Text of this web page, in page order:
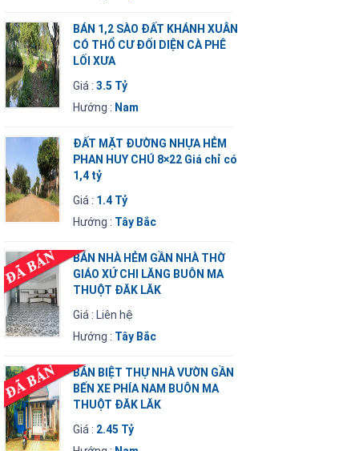
BÁN 1,2 SÀO ĐẤT KHÁNH XUÂN
CÓ THỔ CƯ ĐỐI DIỆN CÀ PHÊ
LỐI XƯA
Giá :3.5 Tỷ
Hướng : Nam
ĐẤT MẶT ĐƯỜNG NHỰA HẺM
PHAN HUY CHÚ 8×22 Giá chỉ có
1,4 tỷ
Giá : 1.4 Tỷ
Hướng : Tây Bắc
BÁN NHÀ HẺM GẦN NHÀ THỜ
GIÁO XỨ CHI LĂNG BUÔN MA
THUỘT ĐĂK LĂK
Giá : Liên hệ
Hướng : Tây Bắc
BÁN BIỆT THỰ NHÀ VƯỜN GẦN
BẾN XE PHÍA NAM BUÔN MA
THUỘT ĐĂK LĂK
Giá : 2.45 Tỷ